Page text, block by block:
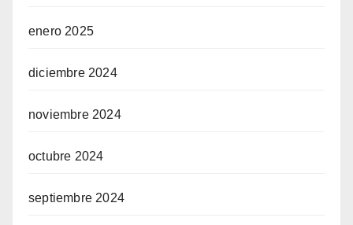
enero 2025
diciembre 2024
noviembre 2024
octubre 2024
septiembre 2024